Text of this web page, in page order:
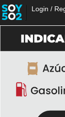
Login /